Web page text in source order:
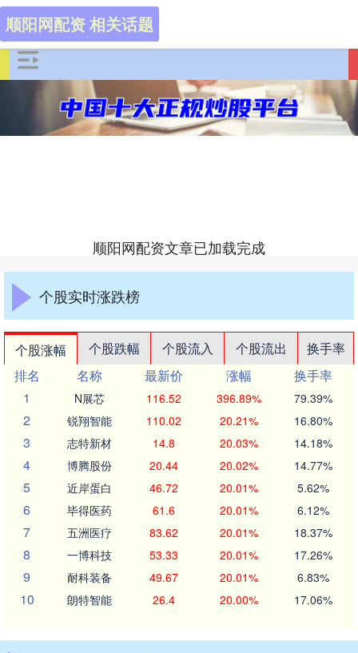
顺阳网配资 相关话题
顺阳网配资文章已加载完成
个股实时涨跌榜
个股涨幅 个股跌幅 个股流入 个股流出
换手率
排名
名称 最新价 涨幅
换手率
1
N展芯 116.52 396.89% 79.39%
2 锐翔智能 110.02 20.21% 16.80%
3 志特新材 14.8 20.03% 14.18%
4 博腾股份 20.44 20.02% 14.77%
5 近岸蛋白 46.72 20.01% 5.62%
6 毕得医药 61.6 20.01% 6.12%
7 五洲医疗 83.62 20.01% 18.37%
8 一博科技 53.33 20.01% 17.26%
9 耐科装备 49.67 20.01% 6.83%
10 朗特智能 26.4 20.00% 17.06%